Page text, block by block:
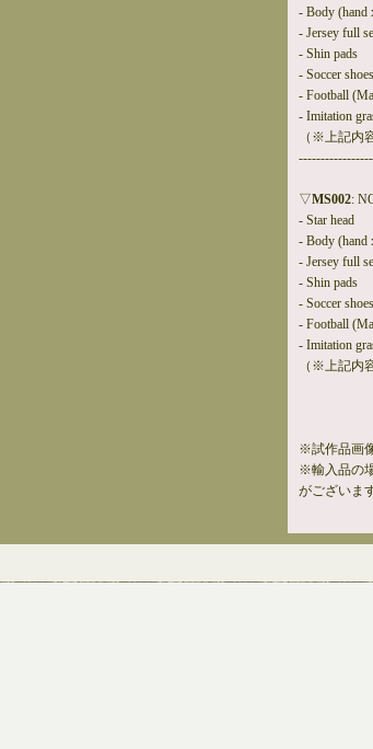
- Body (hand
- Jersey full
- Shin pads
- Soccer
- Football
- Imitation
（※上記内
▽MS002:
- Star head
- Body (hand
- Jersey full
- Shin pads
- Soccer
- Football
- Imitation
（※上記内
※試作品画
※輸入品の
がございま